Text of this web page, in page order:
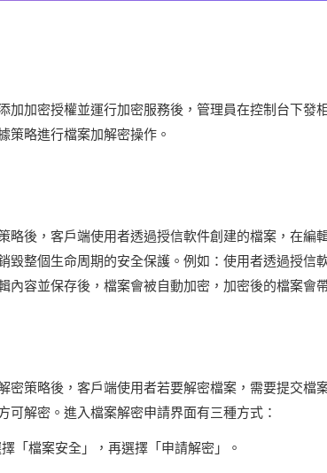
加加密授權並運行加密服務後，管理員在控制台下發
策略進行檔案加解密操作。
略後，客戶端使用者透過授信軟件創建的檔案，在編
毀整個生命周期的安全保護。例如：使用者透過授信
內容並保存後，檔案會被自動加密，加密後的檔案會
密策略後，客戶端使用者若要解密檔案，需要提交檔
可解密。進入檔案解密申請界面有三種方式：
「檔案安全」，再選擇「申請解密」。